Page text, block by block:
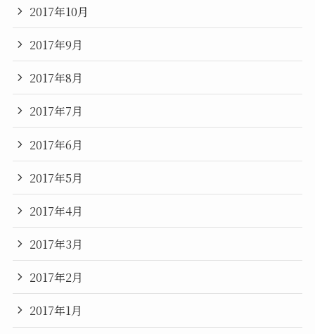
2017年10月
2017年9月
2017年8月
2017年7月
2017年6月
2017年5月
2017年4月
2017年3月
2017年2月
2017年1月